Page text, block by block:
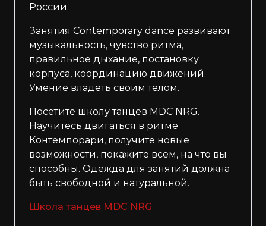
России.
Занятия Contemporary dance развивают
музыкальность, чувство ритма,
правильное дыхание, постановку
корпуса, координацию движений.
Умение владеть своим телом.
Посетите школу танцев MDC NRG.
Научитесь двигаться в ритме
Контемпорари, получите новые
возможности, покажите всем, на что вы
способны. Одежда для занятий должна
быть свободной и натуральной.
Школа танцев MDC NRG